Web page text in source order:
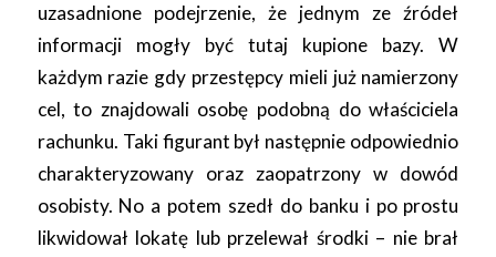
uzasadnione podejrzenie, że jednym ze źródeł
informacji mogły być tutaj kupione bazy. W
każdym razie gdy przestępcy mieli już namierzony
cel, to znajdowali osobę podobną do właściciela
rachunku. Taki figurant był następnie odpowiednio
charakteryzowany oraz zaopatrzony w dowód
osobisty. No a potem szedł do banku i po prostu
likwidował lokatę lub przelewał środki – nie brał